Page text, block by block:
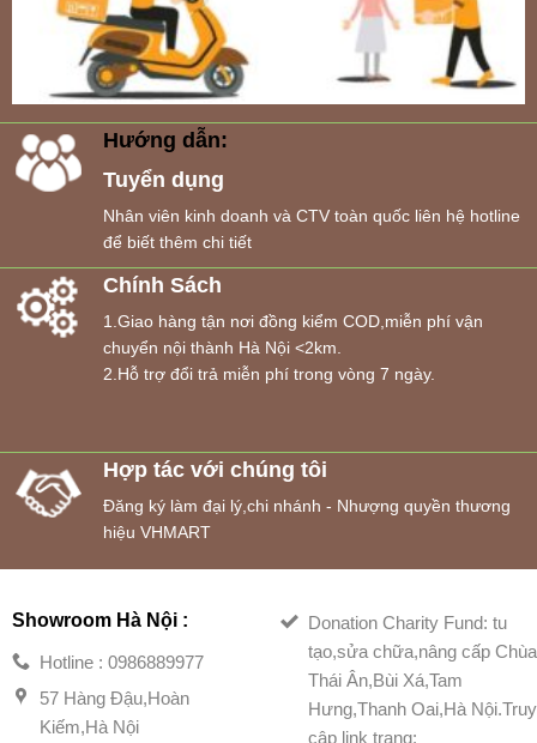
Hướng dẫn:
Tuyển dụng
Nhân viên kinh doanh và CTV toàn quốc liên hệ hotline
để biết thêm chi tiết
Chính Sách
1.Giao hàng tận nơi đồng kiểm COD,miễn phí vận
chuyển nội thành Hà Nội <2km.
2.Hỗ trợ đổi trả miễn phí trong vòng 7 ngày.
Hợp tác với chúng tôi
Đăng ký làm đại lý,chi nhánh - Nhượng quyền thương
hiệu VHMART
Showroom Hà Nội :
Hotline : 0986889977
57 Hàng Đậu,Hoàn
Kiếm,Hà Nội
Donation Charity Fund: tu
tạo,sửa chữa,nâng cấp Chùa
Thái Ân,Bùi Xá,Tam
Hưng,Thanh Oai,Hà Nội.Truy
cập link trang: